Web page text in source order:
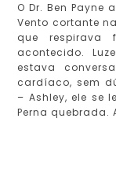
O Dr. Ben Payne
Vento cortante
que respirava
acontecido.
estava
cardíaco, sem
– Ashley, ele se
Perna quebrada.